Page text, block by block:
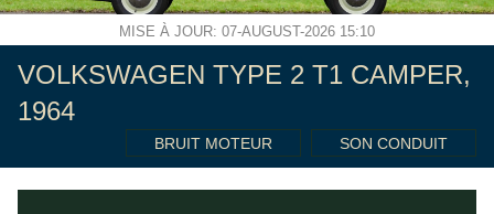
MISE À JOUR: 07-AUGUST-2026 15:10
VOLKSWAGEN TYPE 2 T1 CAMPER,
1964
BRUIT MOTEUR SON CONDUIT